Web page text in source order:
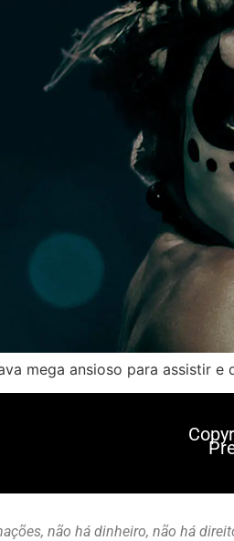
mega ansioso para assistir e
não há dinheiro, não há